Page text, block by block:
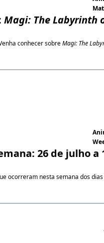
Magi: The Labyrinth
conhecer sobreMagi: The
26 de julho a
ocorreram nesta semana dos